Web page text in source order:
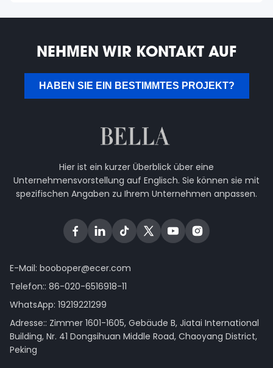
NEHMEN WIR KONTAKT AUF
HABEN SIE EIN BESTIMMTES PROJEKT?
Hier ist ein kurzer Überblick über eine
Unternehmensvorstellung auf Englisch. Sie können sie mit
spezifischen Angaben zu Ihrem Unternehmen anpassen.
E-Mail: booboper@ecer.com
Telefon:: 86-020-6516918-11
WhatsApp: 19219221299
Adresse:: Zimmer 1601-1605, Gebäude B, Jiatai International
Building, Nr. 41 Dongsihuan Middle Road, Chaoyang District,
Peking